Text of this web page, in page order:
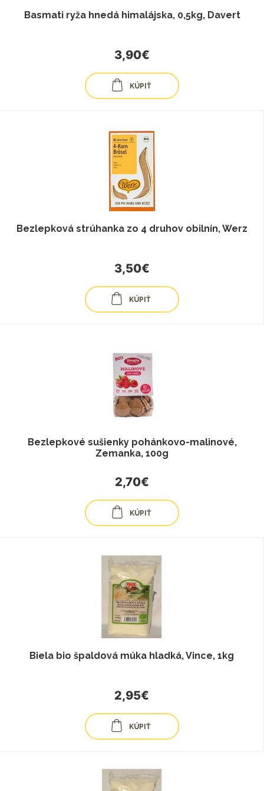
Basmati ryža hnedá himalájska, 0,5kg, Davert
3,90€
KÚPIŤ
Bezlepková strúhanka zo 4 druhov obilnín, Werz
3,50€
KÚPIŤ
Bezlepkové sušienky pohánkovo-malinové,
Zemanka, 100g
2,70€
KÚPIŤ
Biela bio špaldová múka hladká, Vince, 1kg
2,95€
KÚPIŤ